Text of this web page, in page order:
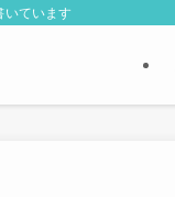
いています